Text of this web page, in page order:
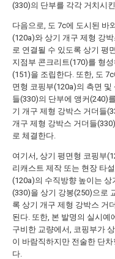
(330)의 단부를 각각 거치시
다음으로, 도 7c에 도시된 바
(120a)와 상기 개구 제형 강
로 연결될 수 있도록 상기 평
지점부 콘크리트(170)를 형
(151)을 조립한다. 또한, 도
면형 코핑부(120a)의 측면
들(330)의 단부에 앵커(240)
기 개구 제형 강박스 거더들
개구 제형 강박스 거더들
로 체결한다.
여기서, 상기 평면형 코핑부
리캐스트 제작 또는 현장 타
(120a)의 수직방향 높이는
(330)을 상기 강봉(250)으로
록 상기 개구 제형 강박스 거
된다. 또한, 본 발명의 실시예
구비한 교량에서, 코핑부가
이 바람직하지만 전술한 단
다.